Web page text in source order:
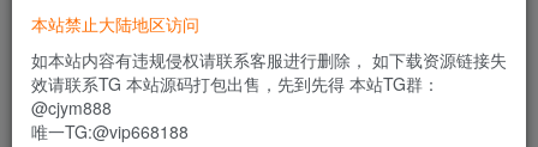
新系统新框架的微盘系统，不是以往那款市面上泛滥的TP框
架，运营级别
前端支持六种语言，后台可单用户风控控杀，可设置单个产
本站禁止大陆地区访问
如本站内容有违规侵权请联系客服进行删除， 如下载资源链接失
效请联系TG 本站源码打包出售，先到先得 本站TG群：
@cjym888
唯一TG:@vip668188